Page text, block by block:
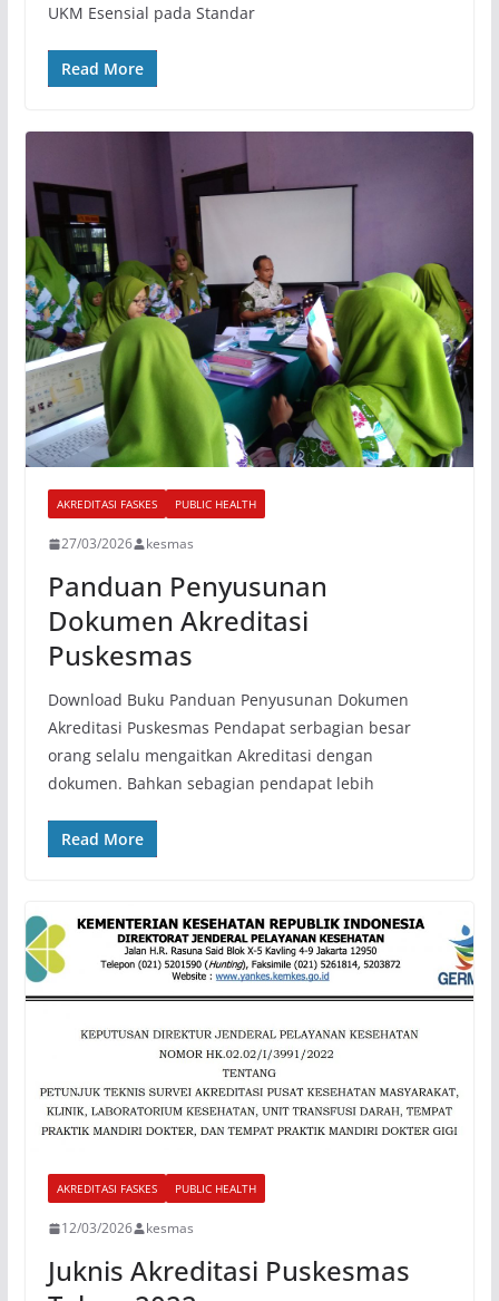
UKM Esensial pada Standar
Read More
AKREDITASI FASKES PUBLIC HEALTH
27/03/2026 kesmas
Panduan Penyusunan
Dokumen Akreditasi
Puskesmas
Download Buku Panduan Penyusunan Dokumen
Akreditasi Puskesmas Pendapat serbagian besar
orang selalu mengaitkan Akreditasi dengan
dokumen. Bahkan sebagian pendapat lebih
Read More
AKREDITASI FASKES PUBLIC HEALTH
12/03/2026 kesmas
Juknis Akreditasi Puskesmas